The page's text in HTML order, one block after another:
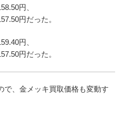
円、
円だった。
円、
円だった。
で、金メッキ買取価格も変動す